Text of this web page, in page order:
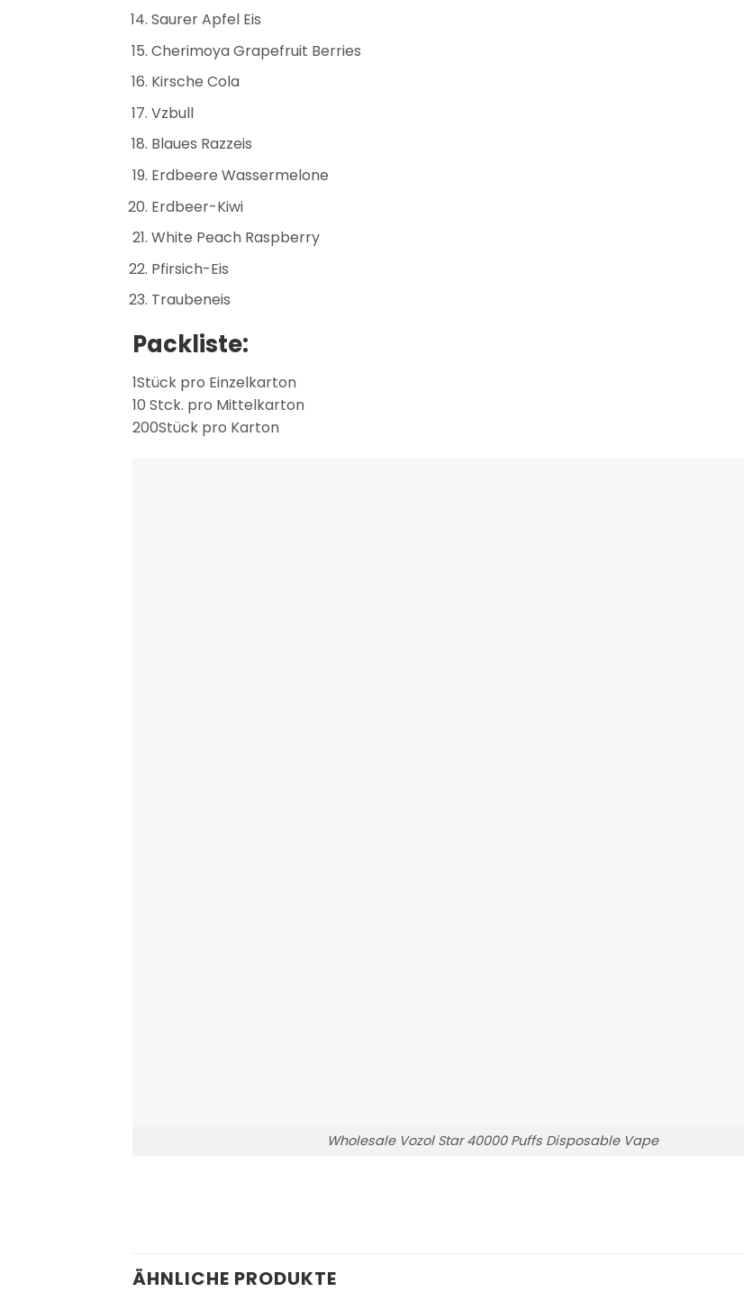
Saurer Apfel Eis
Cherimoya Grapefruit Berries
Kirsche Cola
Vzbull
Blaues Razzeis
Erdbeere Wassermelone
Erdbeer-Kiwi
White Peach Raspberry
Pfirsich-Eis
Traubeneis
Packliste:
1Stück pro Einzelkarton
10 Stck. pro Mittelkarton
200Stück pro Karton
Wholesale Vozol Star 40000 Puffs Disposable Vape
ÄHNLICHE PRODUKTE